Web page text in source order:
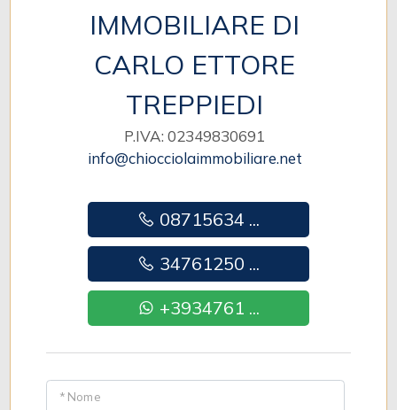
IMMOBILIARE DI
CARLO ETTORE
TREPPIEDI
P.IVA: 02349830691
info@chiocciolaimmobiliare.net
08715634 ...
34761250 ...
+3934761 ...
* Nome